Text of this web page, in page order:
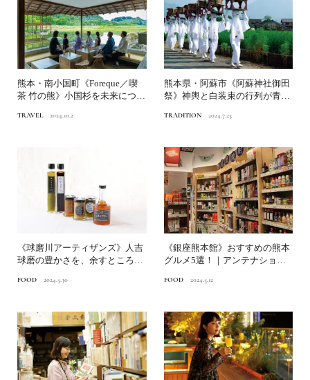
熊本・南小国町《Foreque／喫
茶 竹の熊》小国杉を未来につな
TRAVEL 2024.10.2
熊本県・阿蘇市《阿蘇神社御田
祭》神輿と白装束の行列が青田
TRADITION 2024.7.23
《球磨川アーティザンズ》人吉
球磨の豊かさを、余すところな
FOOD 2024.5.30
《銀座熊本館》おすすめの熊本
グルメ5選！｜アンテナショッ
FOOD 2024.5.12